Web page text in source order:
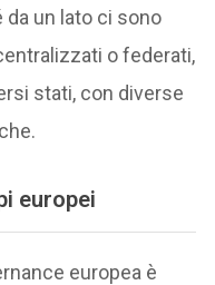
da un lato ci sono
o federati,
stati, con diverse
europei
europea è